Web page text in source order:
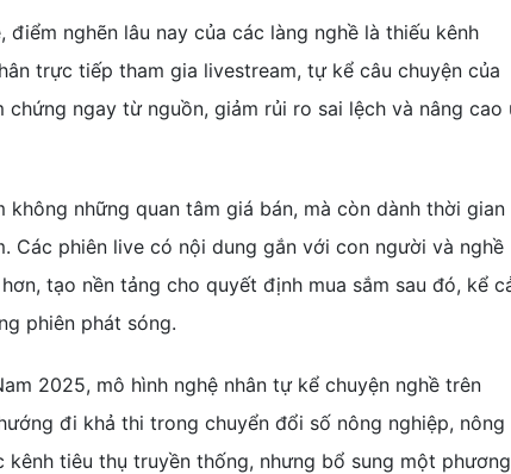
nghẽn lâu nay của các làng nghề là thiếu kênh
trực tiếp tham gia livestream, tự kể câu chuyện của
ngay từ nguồn, giảm rủi ro sai lệch và nâng cao
những quan tâm giá bán, mà còn dành thời gian
Các phiên live có nội dung gắn với con người và nghề
tạo nền tảng cho quyết định mua sắm sau đó, kể
phiên phát sóng.
2025, mô hình nghệ nhân tự kể chuyện nghề trên
đi khả thi trong chuyển đổi số nông nghiệp, nông
tiêu thụ truyền thống, nhưng bổ sung một phương